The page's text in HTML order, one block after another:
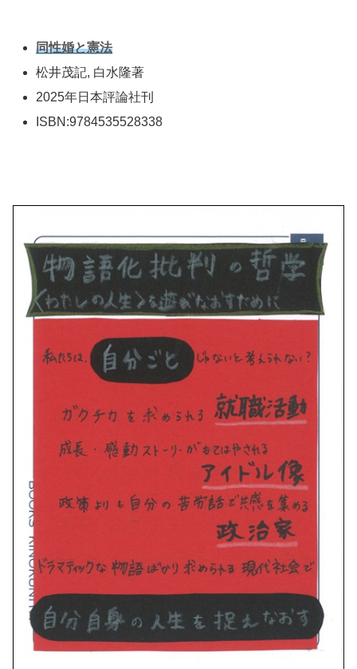
同性婚と憲法
松井茂記, 白水隆著
2025年日本評論社刊
ISBN:9784535528338